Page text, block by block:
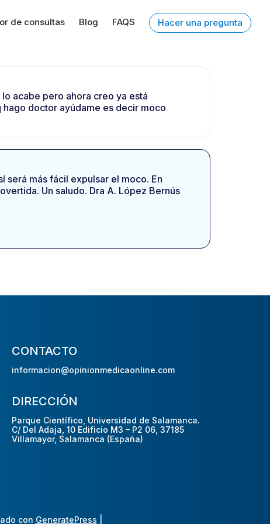
de consultas Blog FAQS Hacer una pregunta
acabe pero ahora creo ya está
doctor ayúdame es decir moco
será más fácil expulsar el moco. En
Un saludo. Dra A. López Bernús
CONTACTO
informacion@opinionmedicaonline.com
DIRECCIÓN
Parque Científico, Universidad de Salamanca.
C/ Del Adaja, 10 Edificio M3 – P2 06, 37185
Villamayor, Salamanca (España)
con GeneratePress